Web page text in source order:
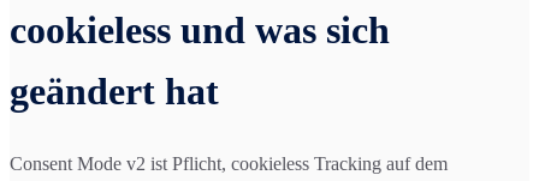
cookieless und was sich
geändert hat
Consent Mode v2 ist Pflicht, cookieless Tracking auf dem